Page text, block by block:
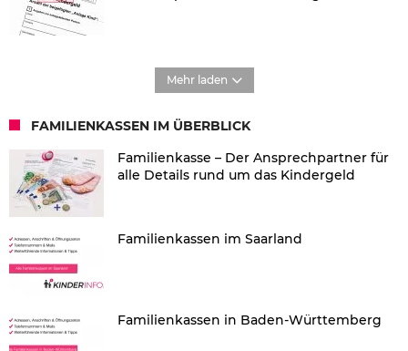
Mehr laden
FAMILIENKASSEN IM ÜBERBLICK
Familienkasse – Der Ansprechpartner für
alle Details rund um das Kindergeld
Familienkassen im Saarland
Familienkassen in Baden-Württemberg